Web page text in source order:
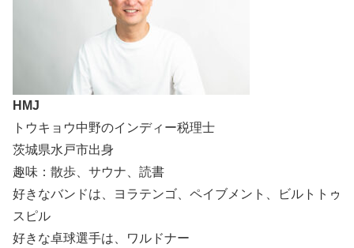
HMJ
トウキョウ中野のインディー税理士
茨城県水戸市出身
趣味：散歩、サウナ、読書
好きなバンドは、ヨラテンゴ、ペイブメント、ビルトトゥ
スピル
好きな卓球選手は、ワルドナー